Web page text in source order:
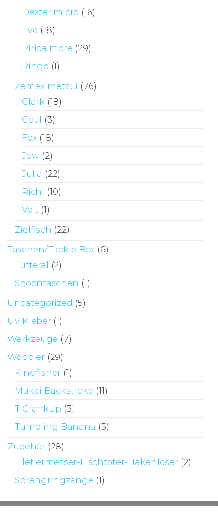
Dexter micro (16)
Evo (18)
Pirica more (29)
Ringo (1)
Zemex metsui (76)
Clark (18)
Coul (3)
Fox (18)
Jow (2)
Julia (22)
Richi (10)
Volt (1)
Zielfisch (22)
Taschen/Tackle Box (6)
Futteral (2)
Spoontaschen (1)
Uncategorized (5)
UV Kleber (1)
Werkzeuge (7)
Wobbler (29)
Kingfisher (1)
Mukai Backstroke (11)
T CrankUp (3)
Tumbling Banana (5)
Zubehör (28)
Filetiermesser-Fischtöter-Hakenlöser (2)
Sprengringzange (1)